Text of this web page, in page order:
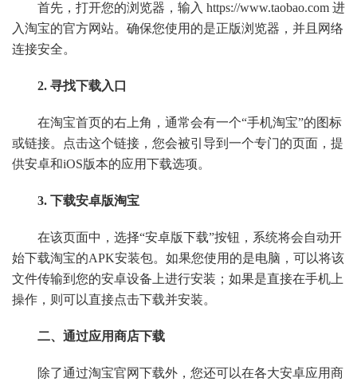
首先，打开您的浏览器，输入 https://www.taobao.com 进
入淘宝的官方网站。确保您使用的是正版浏览器，并且网络
连接安全。
2. 寻找下载入口
在淘宝首页的右上角，通常会有一个“手机淘宝”的图标
或链接。点击这个链接，您会被引导到一个专门的页面，提
供安卓和iOS版本的应用下载选项。
3. 下载安卓版淘宝
在该页面中，选择“安卓版下载”按钮，系统将会自动开
始下载淘宝的APK安装包。如果您使用的是电脑，可以将该
文件传输到您的安卓设备上进行安装；如果是直接在手机上
操作，则可以直接点击下载并安装。
二、通过应用商店下载
除了通过淘宝官网下载外，您还可以在各大安卓应用商